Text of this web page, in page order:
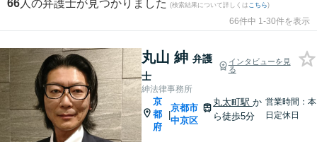
66 人の弁護士が見つかりました (検索結果について詳しくは こちら)
66件中 1-30件を表示
丸山 紳 弁護
士
インタビューを見
る
紳法律事務所
京
都
府
|
京都市
中京区
丸太町駅か
ら徒歩5分
営業時間：本
日定休日